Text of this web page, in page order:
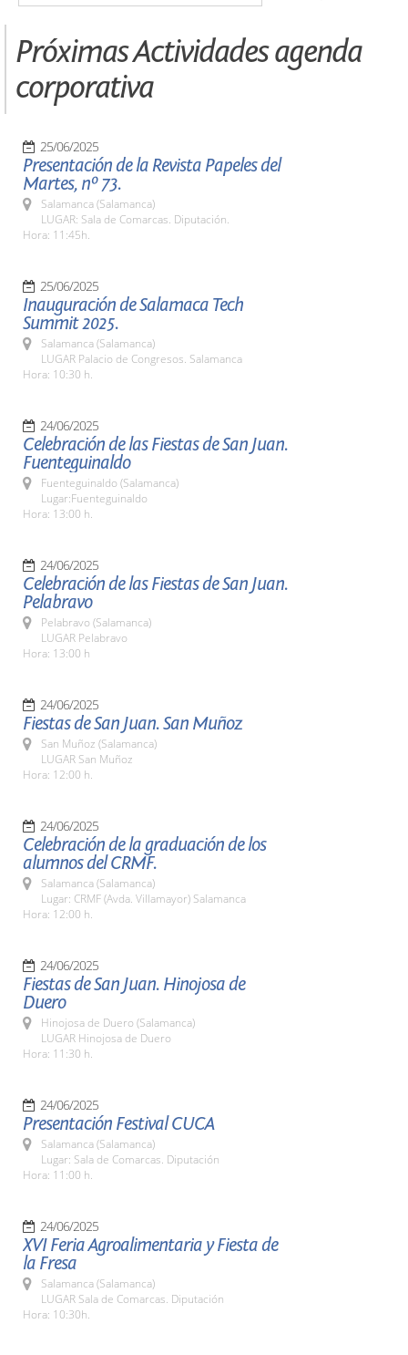
Próximas Actividades agenda
corporativa
25/06/2025
Presentación de la Revista Papeles del
Martes, nº 73.
Salamanca (Salamanca)
LUGAR: Sala de Comarcas. Diputación.
Hora: 11:45h.
25/06/2025
Inauguración de Salamaca Tech
Summit 2025.
Salamanca (Salamanca)
LUGAR Palacio de Congresos. Salamanca
Hora: 10:30 h.
24/06/2025
Celebración de las Fiestas de San Juan.
Fuenteguinaldo
Fuenteguinaldo (Salamanca)
Lugar:Fuenteguinaldo
Hora: 13:00 h.
24/06/2025
Celebración de las Fiestas de San Juan.
Pelabravo
Pelabravo (Salamanca)
LUGAR Pelabravo
Hora: 13:00 h
24/06/2025
Fiestas de San Juan. San Muñoz
San Muñoz (Salamanca)
LUGAR San Muñoz
Hora: 12:00 h.
24/06/2025
Celebración de la graduación de los
alumnos del CRMF.
Salamanca (Salamanca)
Lugar: CRMF (Avda. Villamayor) Salamanca
Hora: 12:00 h.
24/06/2025
Fiestas de San Juan. Hinojosa de
Duero
Hinojosa de Duero (Salamanca)
LUGAR Hinojosa de Duero
Hora: 11:30 h.
24/06/2025
Presentación Festival CUCA
Salamanca (Salamanca)
Lugar: Sala de Comarcas. Diputación
Hora: 11:00 h.
24/06/2025
XVI Feria Agroalimentaria y Fiesta de
la Fresa
Salamanca (Salamanca)
LUGAR Sala de Comarcas. Diputación
Hora: 10:30h.